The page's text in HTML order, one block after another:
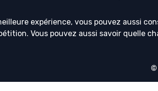
expérience, vous pouvez aussi
Vous pouvez aussi savoir quelle
©